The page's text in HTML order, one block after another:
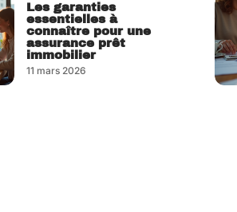
Les garanties
essentielles à
connaître pour une
assurance prêt
immobilier
11 mars 2026